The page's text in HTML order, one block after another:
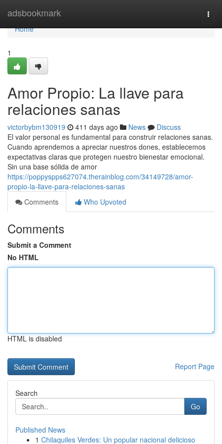
adsbookmark
Home
Home
1
Amor Propio: La llave para
relaciones sanas
victorbybm130919 411 days ago News
Discuss
El valor personal es fundamental para construir relaciones sanas.
Cuando aprendemos a apreciar nuestros dones, establecemos
expectativas claras que protegen nuestro bienestar emocional.
Sin una base sólida de amor
https://poppyspps627074.therainblog.com/34149728/amor-
propio-la-llave-para-relaciones-sanas
Comments
Who Upvoted
Comments
Submit a Comment
No HTML
HTML is disabled
Report Page
Search
Go
Published News
1 Chilaquiles Verdes: Un popular nacional delicioso